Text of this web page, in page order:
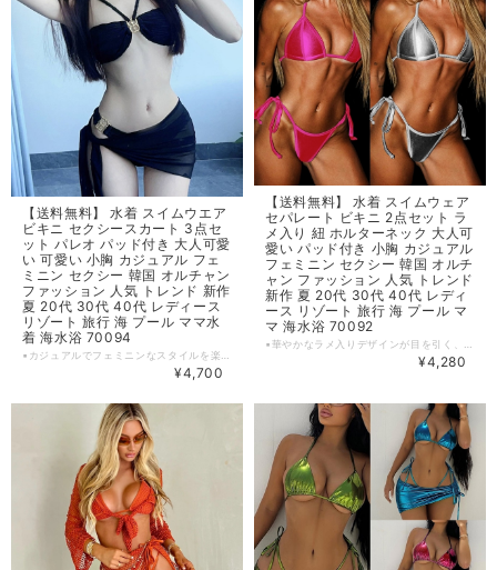
【送料無料】 水着 スイムウエア
ビキニ セクシースカート 3点セ
ット パレオ パッド付き 大人可愛
い 可愛い 小胸 カジュアル フェ
ミニン セクシー 韓国 オルチャン
ファッション 人気 トレンド 新作
夏 20代 30代 40代 レディース
リゾート 旅行 海 プール ママ水
着 海水浴 70094
▪カジュアルでフェミニンなスタイルを楽しむなら、このビキニ水着がおすすめです。パッド付きのトップスとセクシースカートで、大人可愛いルックスを演出。小胸の方でも安心して着用できるデザインでさまざまなシーンで活躍します。 ▪リゾートや旅行で、海やプールでの楽しい時間を彩る水着としてもおすすめです。夏の暑い季節にぴったりの涼やかな姿を手に入れて、思い出に残る素敵な時間を過ごしましょう。 【カラー】 ブラック 【サイズ】 S 身長：150‐165cm 体重：39‐50kg ウエスト；60.6cm以下 カップ：70A‐75B バスト：78‐83cm M 身長：152‐170cm 体重：50‐57.5kg ウエスト；60.6‐63.63cm カップ：75A‐80B バスト：78‐83cm L 身長：155‐175cm 体重：57.5‐67.5kg ウエスト；66.66‐72.72cm カップ：75B‐85C バスト：90‐96cm ※1~3cmの誤差がある場合がございます。 ※※※ご購入前に以下を必ずお読みください※※※ この度は数ある中から当ショップを訪問していただきありがとうございます。 【 wintmomo 】は流行をいち早く取り入れたファッションをお値打ち価格で提供するお店です！ 毎日楽しく着ることのできるお洋服を取りそろえています。 気持ちの良い取引・商品に満足して頂きたいため、誠にご面倒をおかけしますが、以下の注意点をご覧くださいますよう、お願いいたします。 【商品・送料について】 ・お手持ちのパソコン・スマートフォン・携帯の画面により商品のお色に若干の差がございます。 ・サイズは買い付け先の生産表記です。測り方により1-3cmほど誤差がある場合がございます。 ・北海道、沖縄、離島は送料プラス2500円頂戴しております。 【納期について】 ・お取り寄せ商品のため、2-3週間程お時間頂いております。 更にお時間かかる場合もございますので、余裕をもってご注文いただきますようお願いします。 在庫切れ、生産中止の商品につきましてはキャンセルさせていただく場合がございます。 何卒ご了承くださいませ。 【返品について】 ・ご注文後のキャンセル・内容変更はお受けできません。 ・品到着後に関して、サイズ変更、カラーやイメージが違う、実寸が違う等を気にされる方のクレーム、返品、交換は一切お受けしておりません。(破れ等の初期不良は除きます) 【ご連絡について】 ・ショップご利用時にあたりご案内やお取り寄せ状況をメールにてさせていただいております。 （
¥4,700
【送料無料】 水着 スイムウェア
セパレート ビキニ 2点セット ラ
メ入り 紐 ホルターネック 大人可
愛い パッド付き 小胸 カジュアル
フェミニン セクシー 韓国 オルチ
ャン ファッション 人気 トレンド
新作 夏 20代 30代 40代 レディ
ース リゾート 旅行 海 プール マ
マ 海水浴 70092
¥4,280